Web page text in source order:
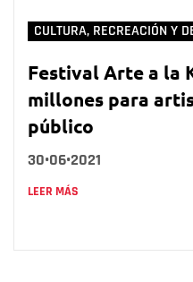
CULTURA, RECREACIÓN Y
Festival Arte a la
millones para
público
30•06•2021
LEER MÁS